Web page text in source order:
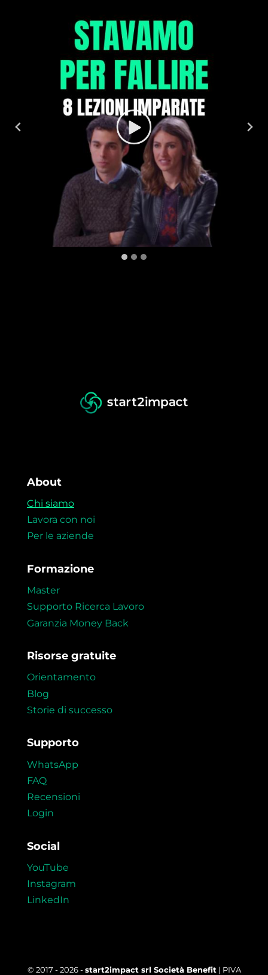
MARIA VITTORIA ZANATTA
Senior Digital Marketing Manager, ex TikTok
CLAUDIO PARISI
Lead Product & Service Designer in American
Express Global Business Travel
SERENA PROCOPIO
About
Chi siamo
Lavora con noi
Per le aziende
Formazione
Master
Supporto Ricerca Lavoro
Garanzia Money Back
Risorse gratuite
Orientamento
Blog
Storie di successo
Supporto
WhatsApp
FAQ
Recensioni
Login
Social
YouTube
Instagram
LinkedIn
© 2017 - 2026 -start2impact srl Società Benefit | PIVA